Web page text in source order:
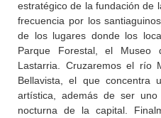
estratégico de la fundación de
frecuencia por los
de los lugares donde los
Parque Forestal, el
Lastarria. Cruzaremos el río
Bellavista, el que concentra
artística, además de ser
nocturna de la capital.